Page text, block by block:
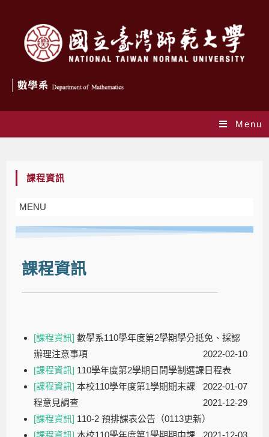
Menu
課程資訊
MENU
課程資訊
[課程資訊]數學系110學年度第2學期學分抵免、採認
辦理注意事項
2022-02-10
[課程資訊] 110學年度第2學期日間學制選課日程表
2022-01-07
[課程資訊]本校110學年度第1學期期末課
程意見調查
2021-12-29
[課程資訊] 110-2 預排課表公告（0113更新）
2021-12-03
[課程資訊]本校110學年度第1學期期中課